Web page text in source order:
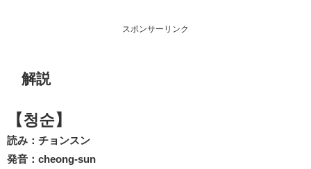
スポンサーリンク
解説
【청순】
読み：チョンスン
発音：cheong-sun